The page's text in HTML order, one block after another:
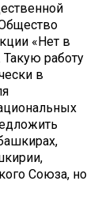
«Нет в
работу
в
Союза, но